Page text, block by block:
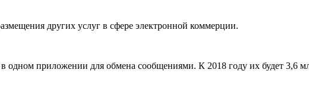
других услуг в сфере электронной коммерции.
одном приложении для обмена сообщениями. К 2018 году их будет 3,6